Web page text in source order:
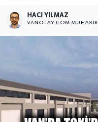
HACI YILMAZ
VANOLAY.COM MUHABIRI
Dünya
RESMİ İLANLAR
Haber Arşivi